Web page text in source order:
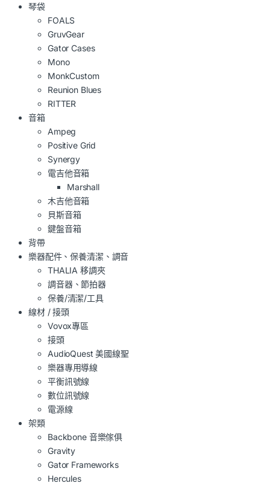
琴袋
FOALS
GruvGear
Gator Cases
Mono
MonkCustom
Reunion Blues
RITTER
音箱
Ampeg
Positive Grid
Synergy
電吉他音箱
Marshall
木吉他音箱
貝斯音箱
鍵盤音箱
背帶
樂器配件、保養清潔、調音
THALIA 移調夾
調音器、節拍器
保養/清潔/工具
線材 / 接頭
Vovox專區
接頭
AudioQuest 美國線聖
樂器專用導線
平衡訊號線
數位訊號線
電源線
架類
Backbone 音樂傢俱
Gravity
Gator Frameworks
Hercules